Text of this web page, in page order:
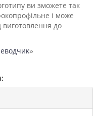
ви зможете так
і може
виготовлення до
»